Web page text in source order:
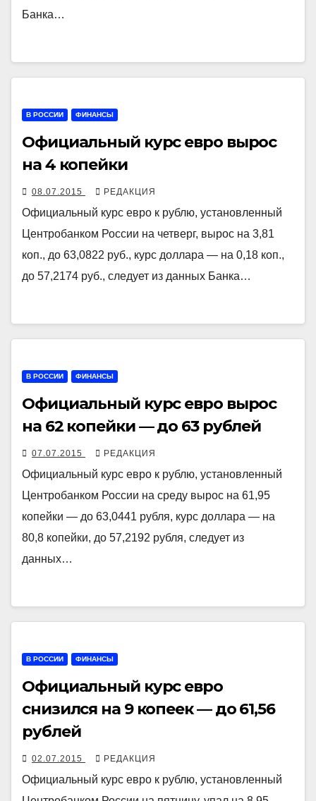
Банка…
В РОССИИ ФИНАНСЫ
Официальный курс евро вырос
на 4 копейки
08.07.2015 РЕДАКЦИЯ
Официальный курс евро к рублю, установленный
Центробанком России на четверг, вырос на 3,81
коп., до 63,0822 руб., курс доллара — на 0,18 коп.,
до 57,2174 руб., следует из данных Банка…
В РОССИИ ФИНАНСЫ
Официальный курс евро вырос
на 62 копейки — до 63 рублей
07.07.2015 РЕДАКЦИЯ
Официальный курс евро к рублю, установленный
Центробанком России на среду вырос на 61,95
копейки — до 63,0441 рубля, курс доллара — на
80,8 копейки, до 57,2192 рубля, следует из
данных…
В РОССИИ ФИНАНСЫ
Официальный курс евро
снизился на 9 копеек — до 61,56
рублей
02.07.2015 РЕДАКЦИЯ
Официальный курс евро к рублю, установленный